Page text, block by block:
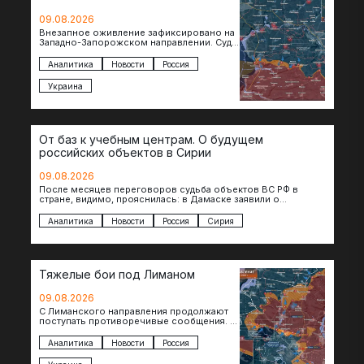
09.08.2026
Внезапное оживление зафиксировано на
Западно-Запорожском направлении. Судя
подразделения предприняли рывок в
сторону западных окраин Малой
Токмачки…
Аналитика Новости Россия
Украина
От баз к учебным центрам. О будущем
российских объектов в Сирии
09.08.2026
После месяцев переговоров судьба объектов ВС РФ в
стране, видимо, прояснилась: в Дамаске заявили о
Аналитика Новости Россия Сирия
Тяжелые бои под Лиманом
09.08.2026
С Лиманского направления продолжают
поступать противоречивые сообщения. В
продолжаются ожесточенные бои, а из
некоторых уже длительное время…
Аналитика Новости Россия